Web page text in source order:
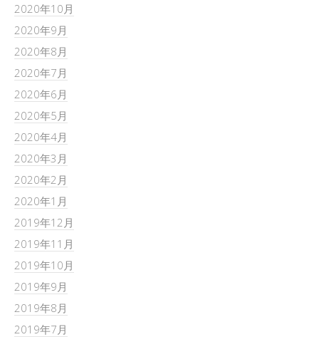
2020年10月
2020年9月
2020年8月
2020年7月
2020年6月
2020年5月
2020年4月
2020年3月
2020年2月
2020年1月
2019年12月
2019年11月
2019年10月
2019年9月
2019年8月
2019年7月